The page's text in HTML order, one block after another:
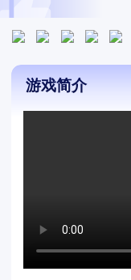
游戏简介